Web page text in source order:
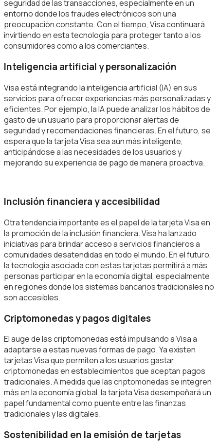
seguridad de las transacciones, especialmente en un
entorno donde los fraudes electrónicos son una
preocupación constante. Con el tiempo, Visa continuará
invirtiendo en esta tecnología para proteger tanto a los
consumidores como a los comerciantes.
Inteligencia artificial y personalización
Visa está integrando la inteligencia artificial (IA) en sus
servicios para ofrecer experiencias más personalizadas y
eficientes. Por ejemplo, la IA puede analizar los hábitos de
gasto de un usuario para proporcionar alertas de
seguridad y recomendaciones financieras. En el futuro, se
espera que la tarjeta Visa sea aún más inteligente,
anticipándose a las necesidades de los usuarios y
mejorando su experiencia de pago de manera proactiva.
Inclusión financiera y accesibilidad
Otra tendencia importante es el papel de la tarjeta Visa en
la promoción de la inclusión financiera. Visa ha lanzado
iniciativas para brindar acceso a servicios financieros a
comunidades desatendidas en todo el mundo. En el futuro,
la tecnología asociada con estas tarjetas permitirá a más
personas participar en la economía digital, especialmente
en regiones donde los sistemas bancarios tradicionales no
son accesibles.
Criptomonedas y pagos digitales
El auge de las criptomonedas está impulsando a Visa a
adaptarse a estas nuevas formas de pago. Ya existen
tarjetas Visa que permiten a los usuarios gastar
criptomonedas en establecimientos que aceptan pagos
tradicionales. A medida que las criptomonedas se integren
más en la economía global, la tarjeta Visa desempeñará un
papel fundamental como puente entre las finanzas
tradicionales y las digitales.
Sostenibilidad en la emisión de tarjetas